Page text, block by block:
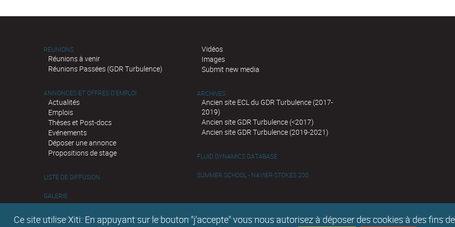
Ce site utilise Xiti. En appuyant sur le bouton "j'accepte" vous nous autorisez à déposer des cookies à des fins
RÉUNIONS
Réunions à venir
Réunions Passées (GDR Turbulence)
ANNONCES ET OFFRES D'EMPLOI
Actualités
Emplois
Thèses et Post-docs
Evénements
Déposer une annonce
Propositions de stage
LISTE DE DIFFUSION
GALERIE
Vidéos
Images
Submit new media
ARCHIVES
Ancien site ECL du GDR Turbulence (2017-
2019)
Ancien site GDR Turbulence (<2017)
Ancien site GDR Turbulence (2019-2021)
FLUID DYNAMICS DATABASE
SUMMER SCHOOL - NAVIER-STOKES 200